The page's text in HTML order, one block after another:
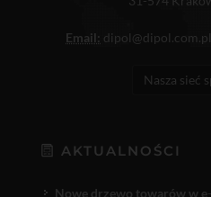
Email: dipol@dipol.com.pl
Nasza sieć
AKTUALNOŚCI
Nowe drzewo towarów w e